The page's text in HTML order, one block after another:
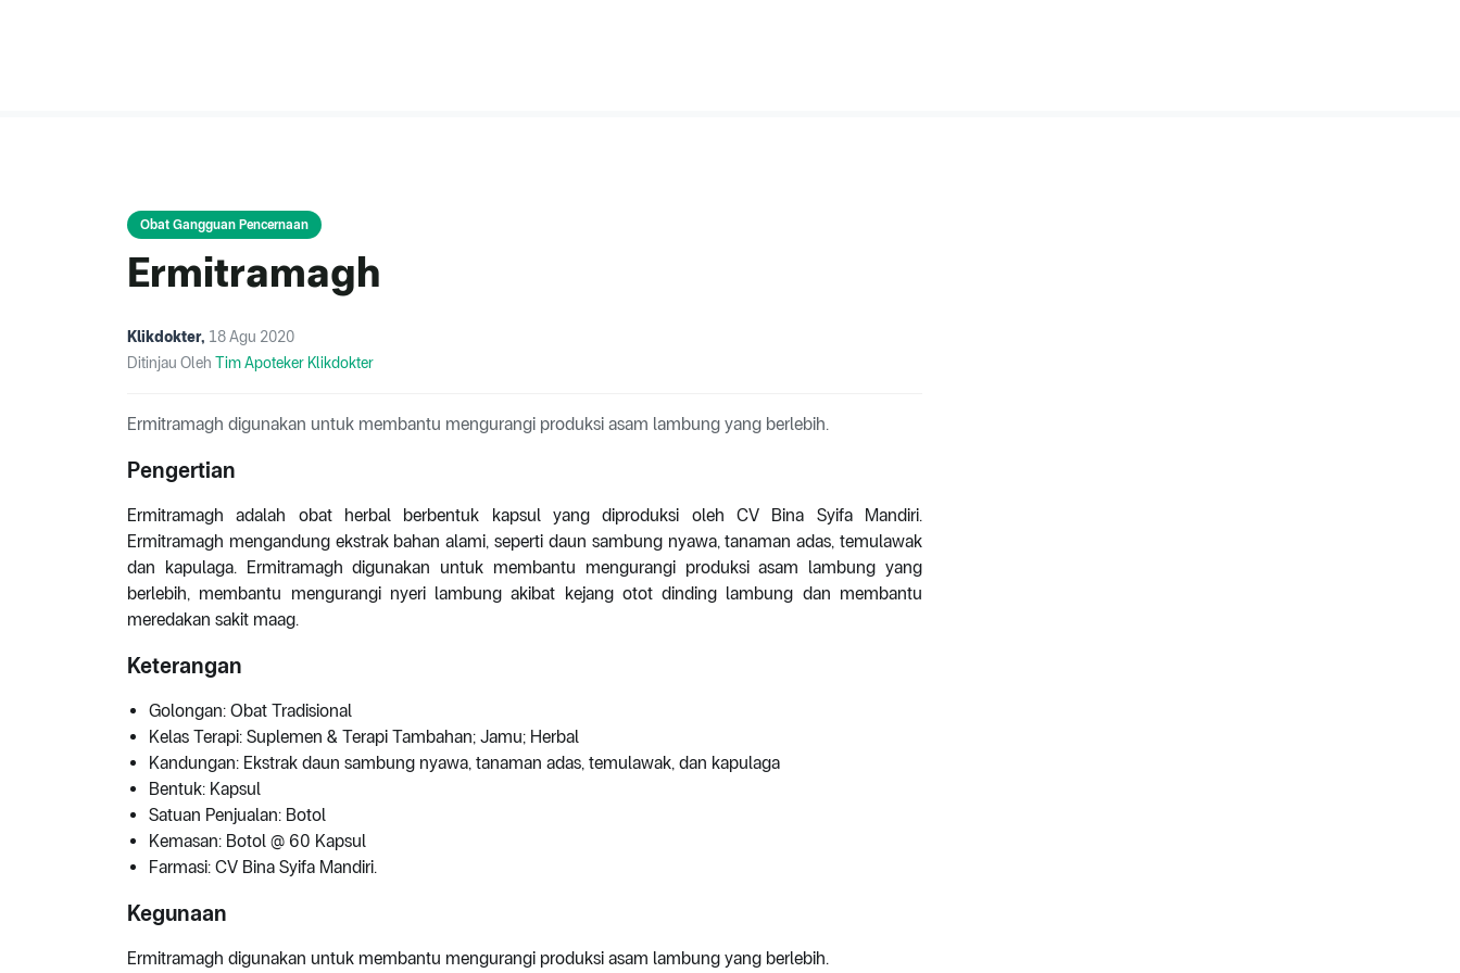
Obat Gangguan Pencernaan
Ermitramagh
Klikdokter, 18 Agu 2020
Ditinjau Oleh Tim Apoteker Klikdokter
Ermitramagh digunakan untuk membantu mengurangi produksi asam lambung yang berlebih.
Pengertian
Ermitramagh adalah obat herbal berbentuk kapsul yang diproduksi oleh CV Bina Syifa Mandiri.
Ermitramagh mengandung ekstrak bahan alami, seperti daun sambung nyawa, tanaman adas, temulawak
dan kapulaga. Ermitramagh digunakan untuk membantu mengurangi produksi asam lambung yang
berlebih, membantu mengurangi nyeri lambung akibat kejang otot dinding lambung dan membantu
meredakan sakit maag.
Keterangan
Golongan: Obat Tradisional
Kelas Terapi: Suplemen & Terapi Tambahan; Jamu; Herbal
Kandungan: Ekstrak daun sambung nyawa, tanaman adas, temulawak, dan kapulaga
Bentuk: Kapsul
Satuan Penjualan: Botol
Kemasan: Botol @ 60 Kapsul
Farmasi: CV Bina Syifa Mandiri.
Kegunaan
Ermitramagh digunakan untuk membantu mengurangi produksi asam lambung yang berlebih.